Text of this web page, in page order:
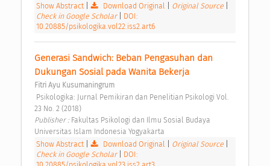
Show Abstract
Download Original Original Source
Check in Google Scholar
DOI:
10.20885/psikologika.vol22.iss2.art6
Generasi Sandwich: Beban Pengasuhan dan
Dukungan Sosial pada Wanita Bekerja
Fitri Ayu Kusumaningrum
23 No. 2 (2018)
Publisher : Fakultas Psikologi dan Ilmu Sosial Budaya
Universitas Islam Indonesia Yogyakarta
Show Abstract
Download Original Original Source
Check in Google Scholar
DOI: